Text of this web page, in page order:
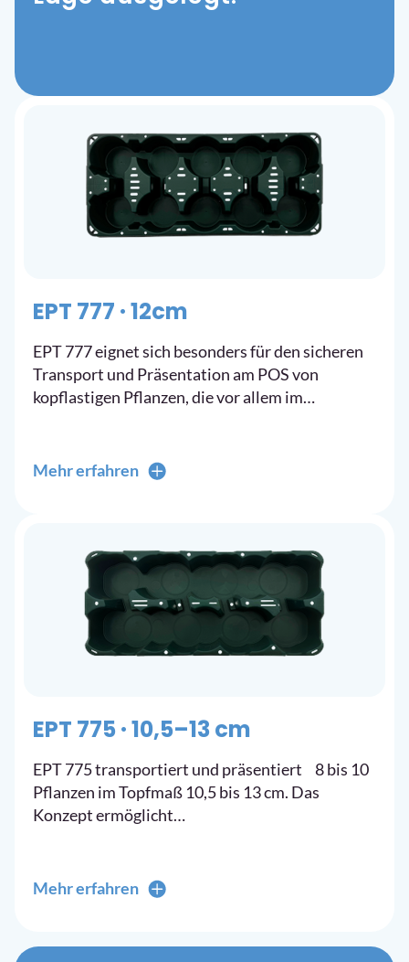
EPT 777 · 12cm
EPT 777 eignet sich besonders für den sicheren
Transport und Präsentation am POS von
kopflastigen Pflanzen, die vor allem im…
Mehr erfahren
EPT 775 · 10,5–13 cm
EPT 775 transportiert und präsentiert 8 bis 10
Pflanzen im Topfmaß 10,5 bis 13 cm. Das
Konzept ermöglicht…
Mehr erfahren